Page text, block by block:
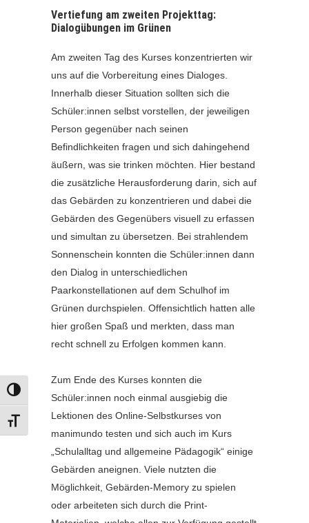
UMSCHALTEN AUF HOHE KONTRASTE
SCHRIFT VERGRÖSSERN
Vertiefung am zweiten Projekttag:
Dialogübungen im Grünen
Am zweiten Tag des Kurses konzentrierten wir
uns auf die Vorbereitung eines Dialoges.
Innerhalb dieser Situation sollten sich die
Schüler:innen selbst vorstellen, der jeweiligen
Person gegenüber nach seinen
Befindlichkeiten fragen und sich dahingehend
äußern, was sie trinken möchten. Hier bestand
die zusätzliche Herausforderung darin, sich auf
das Gebärden zu konzentrieren und dabei die
Gebärden des Gegenübers visuell zu erfassen
und simultan zu übersetzen. Bei strahlendem
Sonnenschein konnten die Schüler:innen dann
den Dialog in unterschiedlichen
Paarkonstellationen auf dem Schulhof im
Grünen durchspielen. Offensichtlich hatten alle
hier großen Spaß und merkten, dass man
recht schnell zu Erfolgen kommen kann.
Zum Ende des Kurses konnten die
Schüler:innen noch einmal ausgiebig die
Lektionen des Online-Selbstkurses von
manimundo testen und sich auch im Kurs
„Schulalltag und allgemeine Pädagogik“ einige
Gebärden aneignen. Viele nutzten die
Möglichkeit, Gebärden-Memory zu spielen
oder arbeiteten sich durch die Print-